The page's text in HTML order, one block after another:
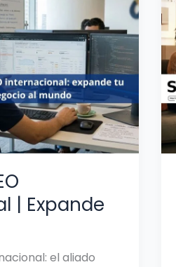
| Expande
el aliado